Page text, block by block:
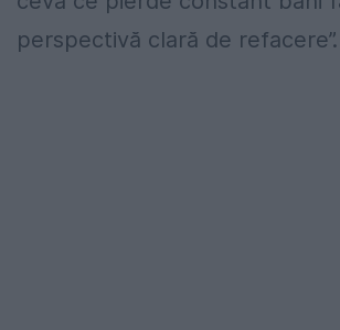
perspectivă clară de refacere”.